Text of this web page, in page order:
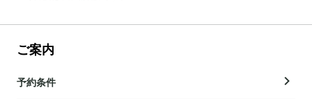
ご案内
予約条件